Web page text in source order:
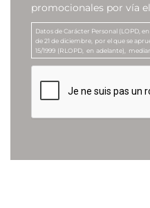
promocionales por vía
Datos de Carácter Personal (LOPD,
de 21 de diciembre, por el que se
15/1999 (RLOPD, en adelante),
Vd. consiente que su dirección de
Newsletter”, que responde a la
contenido legal o jurídico a
comunicaciones comerciales o
Fichero es MANUBENS Y